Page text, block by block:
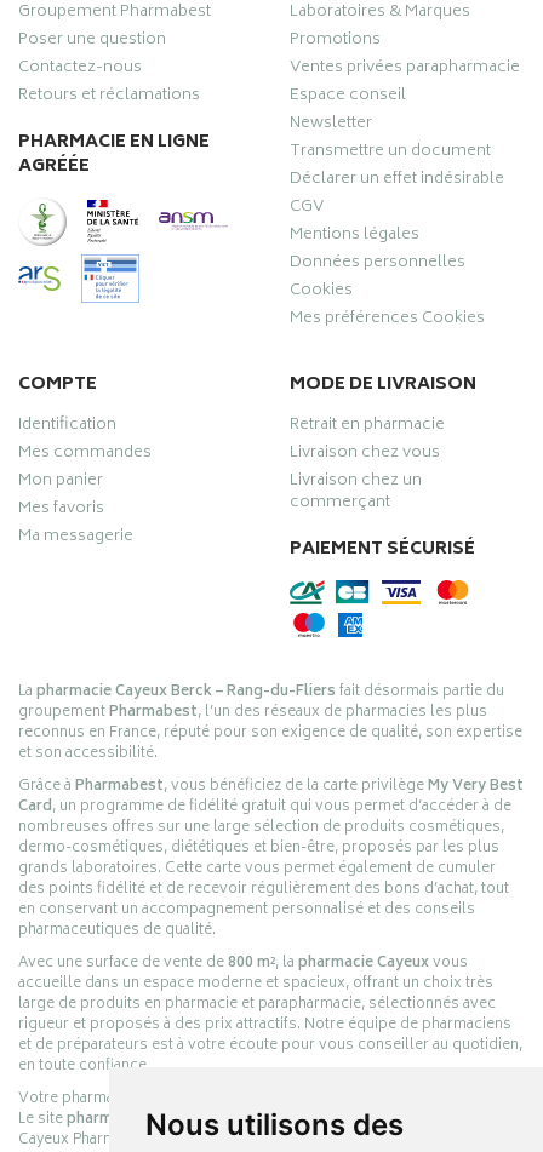
Nous utilisons des
Groupement Pharmabest
Poser une question
Contactez-nous
Retours et réclamations
PHARMACIE EN LIGNE
AGRÉÉE
Laboratoires & Marques
Promotions
Ventes privées parapharmacie
Espace conseil
Newsletter
Transmettre un document
Déclarer un effet indésirable
CGV
Mentions légales
Données personnelles
Cookies
Mes préférences Cookies
COMPTE
Identification
Mes commandes
Mon panier
Mes favoris
Ma messagerie
MODE DE LIVRAISON
Retrait en pharmacie
Livraison chez vous
Livraison chez un
commerçant
PAIEMENT SÉCURISÉ
Lapharmacie Cayeux Berck – Rang-du-Fliersfait désormais partie du
groupementPharmabest, l’un des réseaux de pharmacies les plus
reconnus en France, réputé pour son exigence de qualité, son expertise
et son accessibilité.
Grâce àPharmabest, vous bénéficiez de la carte privilègeMy Very Best
Card, un programme de fidélité gratuit qui vous permet d’accéder à de
nombreuses offres sur une large sélection de produits cosmétiques,
dermo-cosmétiques, diététiques et bien-être, proposés par les plus
grands laboratoires. Cette carte vous permet également de cumuler
des points fidélité et de recevoir régulièrement des bons d’achat, tout
en conservant un accompagnement personnalisé et des conseils
pharmaceutiques de qualité.
Avec une surface de vente de800 m², lapharmacie Cayeuxvous
accueille dans un espace moderne et spacieux, offrant un choix très
large de produits en pharmacie et parapharmacie, sélectionnés avec
rigueur et proposés à des prix attractifs. Notre équipe de pharmaciens
et de préparateurs est à votre écoute pour vous conseiller au quotidien,
en toute confiance.
Votre pharmacie en ligne :
Le sitepharmacie-cayeux.frest le prolongement digital de la pharmacie
Cayeux Pharmabest Berck-sur-Mer – Rang-du-Fliers.